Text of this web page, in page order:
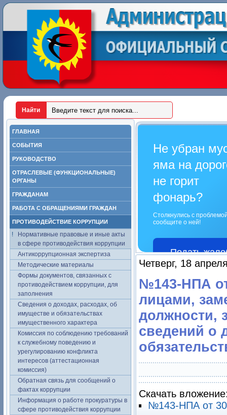
ГЛАВНАЯ
СОБЫТИЯ
РУКОВОДСТВО
ОТРАСЛЕВЫЕ (ФУНКЦИОНАЛЬНЫЕ)
ОРГАНЫ
ГРАЖДАНАМ
РАБОТА С ОБРАЩЕНИЯМИ ГРАЖДАН
ПРОТИВОДЕЙСТВИЕ КОРРУПЦИИ
Нормативные правовые и иные акты
в сфере противодействия коррупции
Антикоррупционная экспертиза
Методические материалы
Формы документов, связанных с
противодействием коррупции, для
заполнения
Сведения о доходах, расходах, об
имуществе и обязательствах
имущественного характера
Комиссия по соблюдению требований
к служебному поведению и
урегулированию конфликта
интересов (аттестационная
комиссия)
Обратная связь для сообщений о
фактах коррупции
Информация о работе прокуратуры в
сфере противодействия коррупции
Не убран
яма на
не горит
фонарь?
Столкнулись с
сообщите о ней!
Подать
Четверг, 18
№143-НПА
лицами,
должности,
сведений о
Скачать
№143-НПА от 30